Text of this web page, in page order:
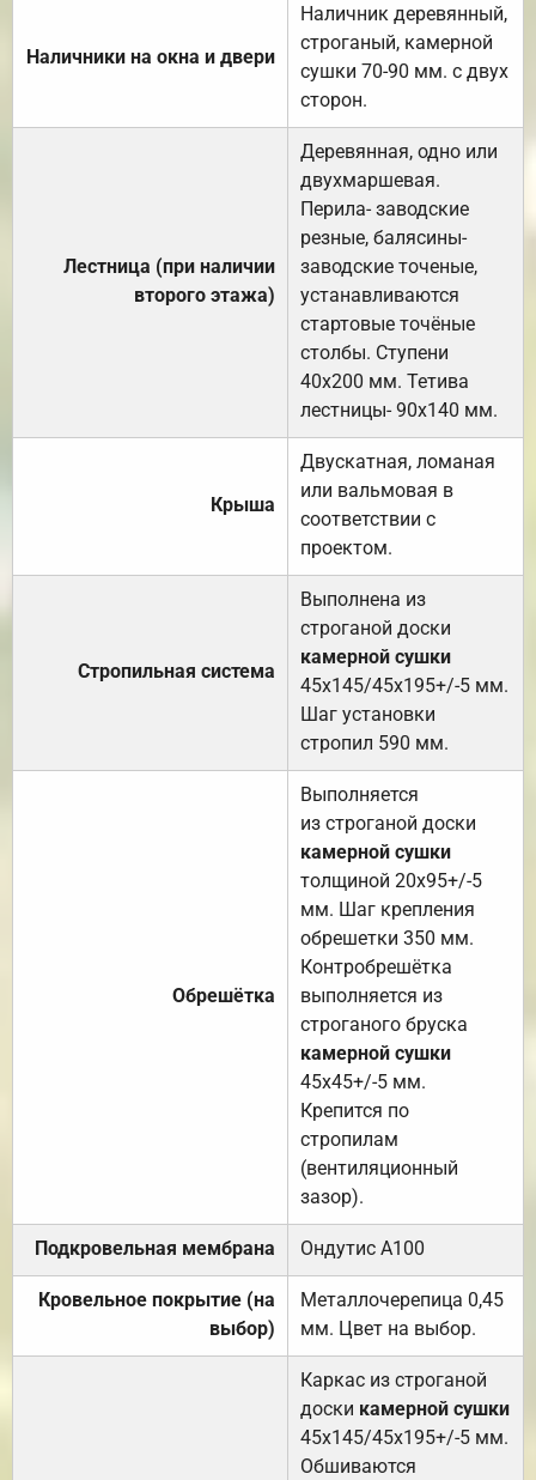
Наличники на окна и двери
Наличник деревянный,
строганый, камерной
сушки 70-90 мм. с двух
сторон.
Лестница (при наличии
второго этажа)
Деревянная, одно или
двухмаршевая.
Перила- заводские
резные, балясины-
заводские точеные,
устанавливаются
стартовые точёные
столбы. Ступени
40х200 мм. Тетива
лестницы- 90х140 мм.
Крыша
Двускатная, ломаная
или вальмовая в
соответствии с
проектом.
Стропильная система
Выполнена из
строганой доски
камерной сушки
45х145/45х195+/-5 мм.
Шаг установки
стропил 590 мм.
Обрешётка
Выполняется
из строганой доски
камерной сушки
толщиной 20х95+/-5
мм. Шаг крепления
обрешетки 350 мм.
Контробрешётка
выполняется из
строганого бруска
камерной сушки
45х45+/-5 мм.
Крепится по
стропилам
(вентиляционный
зазор).
Подкровельная мембрана Ондутис А100
Кровельное покрытие (на
выбор)
Металлочерепица 0,45
мм. Цвет на выбор.
Каркас из строганой
доски камерной сушки
45х145/45х195+/-5 мм.
Обшиваются